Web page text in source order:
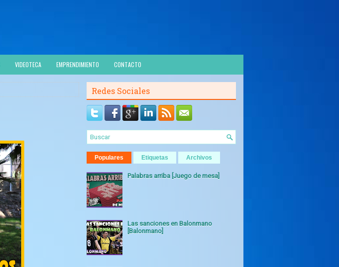
VIDEOTECA EMPRENDIMIENTO CONTACTO
Redes Sociales
Populares Etiquetas Archivos
Palabras arriba [Juego de mesa]
Las sanciones en Balonmano
[Balonmano]